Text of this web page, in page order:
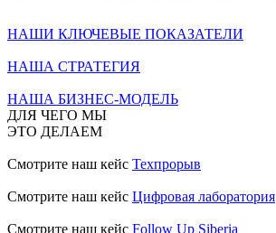
НАШИ КЛЮЧЕВЫЕ ПОКАЗАТЕЛИ
НАША СТРАТЕГИЯ
НАША БИЗНЕС-МОДЕЛЬ
ДЛЯ ЧЕГО МЫ
ЭТО ДЕЛАЕМ
Смотрите наш кейс Техпрорыв
Смотрите наш кейс Цифровая лаборатория
Смотрите наш кейс Follow Up Siberia